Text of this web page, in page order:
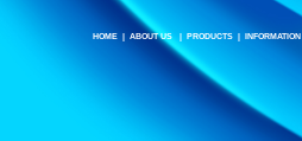
ABOUT US
HOME |ABOUT US |PRODUCTS |INFORMATION